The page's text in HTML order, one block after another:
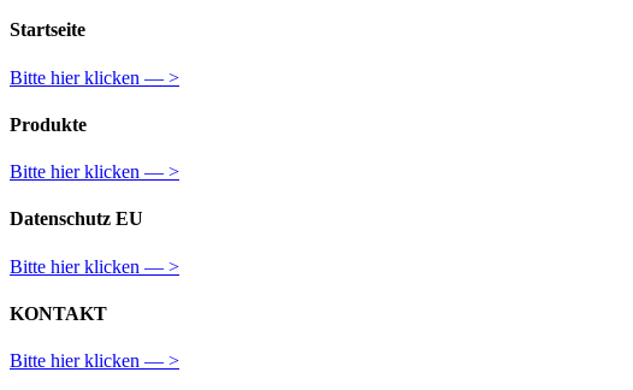
Startseite
Bitte hier klicken — >
Produkte
Bitte hier klicken — >
Datenschutz EU
Bitte hier klicken — >
KONTAKT
Bitte hier klicken — >